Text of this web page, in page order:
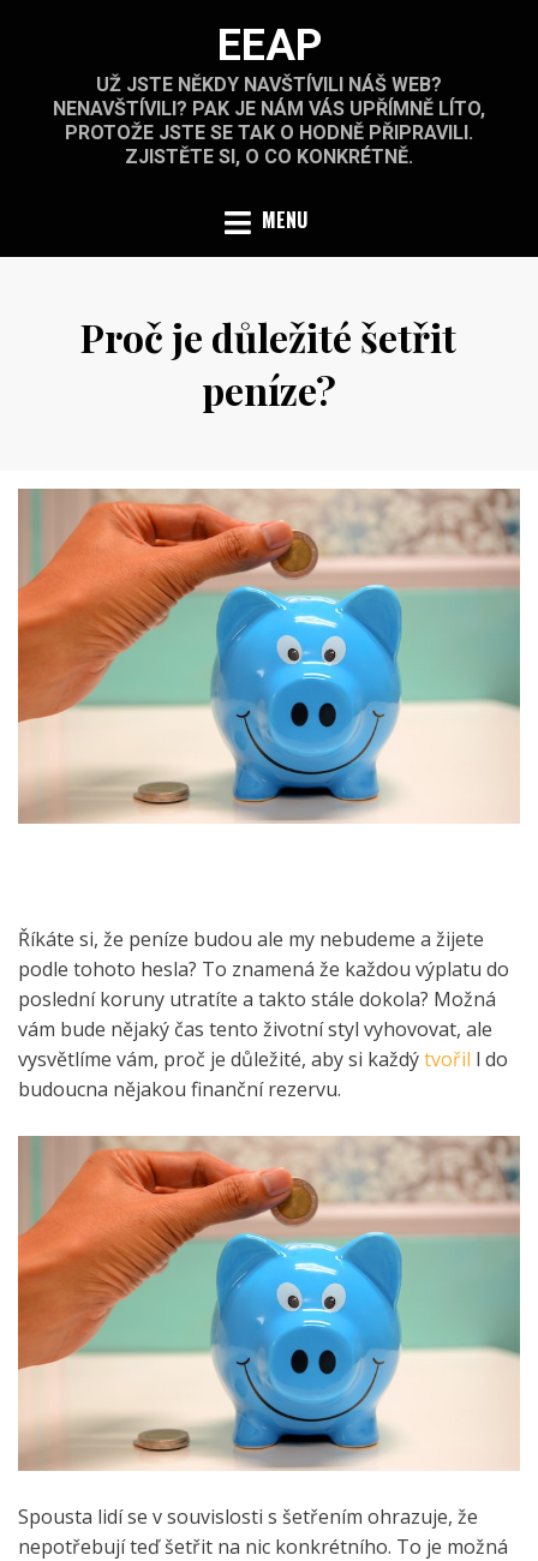
EEAP
UŽ JSTE NĚKDY NAVŠTÍVILI NÁŠ WEB?
NENAVŠTÍVILI? PAK JE NÁM VÁS UPŘÍMNĚ LÍTO,
PROTOŽE JSTE SE TAK O HODNĚ PŘIPRAVILI.
ZJISTĚTE SI, O CO KONKRÉTNĚ.
MENU
Proč je důležité šetřit
peníze?
Říkáte si, že peníze budou ale my nebudeme a žijete
podle tohoto hesla? To znamená že každou výplatu do
poslední koruny utratíte a takto stále dokola? Možná
vám bude nějaký čas tento životní styl vyhovovat, ale
vysvětlíme vám, proč je důležité, aby si každýtvořil l do
budoucna nějakou finanční rezervu.
Spousta lidí se v souvislosti s šetřením ohrazuje, že
nepotřebují teď šetřit na nic konkrétního. To je možná